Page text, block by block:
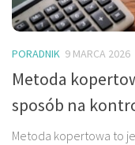
PORADNIK 9 MARCA 2026
Metoda
sposób na
Metoda kopertowa to